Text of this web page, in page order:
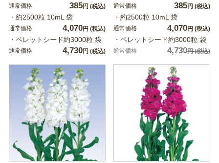
通常価格 385円 (税込)
・約2500粒 10mL 袋
通常価格 4,070円 (税込)
・ペレットシード約3000粒 袋
通常価格 4,730円 (税込)
通常価格 385円 (税込)
・約2500粒 10mL 袋
通常価格 4,070円 (税込)
・ペレットシード約3000粒 袋
通常価格 4,730円(税込)